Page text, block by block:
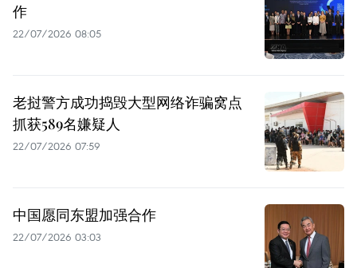
作
22/07/2026 08:05
老挝警方成功捣毁大型网络诈骗窝点
抓获589名嫌疑人
22/07/2026 07:59
中国愿同东盟加强合作
22/07/2026 03:03